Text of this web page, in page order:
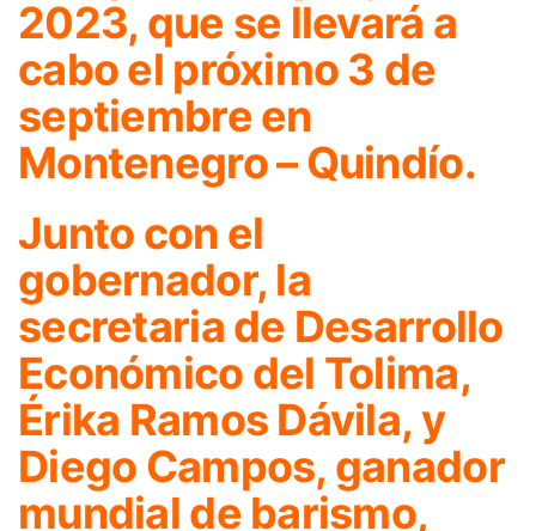
2023, que se llevará a
cabo el próximo 3 de
septiembre en
Montenegro – Quindío.
Junto con el
gobernador, la
secretaria de Desarrollo
Económico del Tolima,
Érika Ramos Dávila, y
Diego Campos, ganador
mundial de barismo,